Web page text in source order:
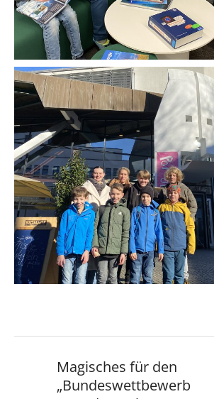
Magisches für den
„Bundeswettbewerb